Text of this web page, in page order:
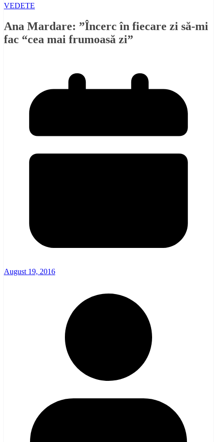
VEDETE
Ana Mardare: ”Încerc în fiecare zi să-mi
fac “cea mai frumoasă zi”
August 19, 2016